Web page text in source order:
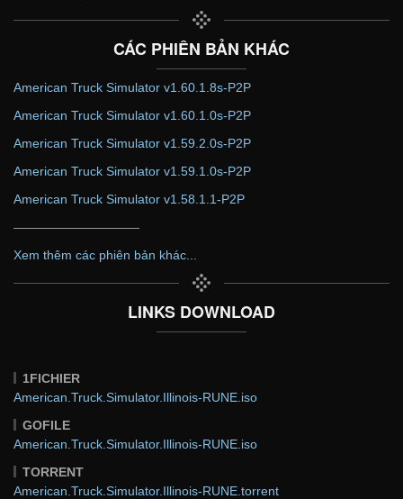
CÁC PHIÊN BẢN KHÁC
American Truck Simulator v1.60.1.8s-P2P
American Truck Simulator v1.60.1.0s-P2P
American Truck Simulator v1.59.2.0s-P2P
American Truck Simulator v1.59.1.0s-P2P
American Truck Simulator v1.58.1.1-P2P
——————————
Xem thêm các phiên bản khác...
LINKS DOWNLOAD
1FICHIER
American.Truck.Simulator.Illinois-RUNE.iso
GOFILE
American.Truck.Simulator.Illinois-RUNE.iso
TORRENT
American.Truck.Simulator.Illinois-RUNE.torrent